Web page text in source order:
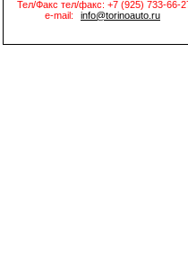
Тел/Факс тел/факс: +7 (925) 733-66-
e-mail:
info@torinoauto.ru